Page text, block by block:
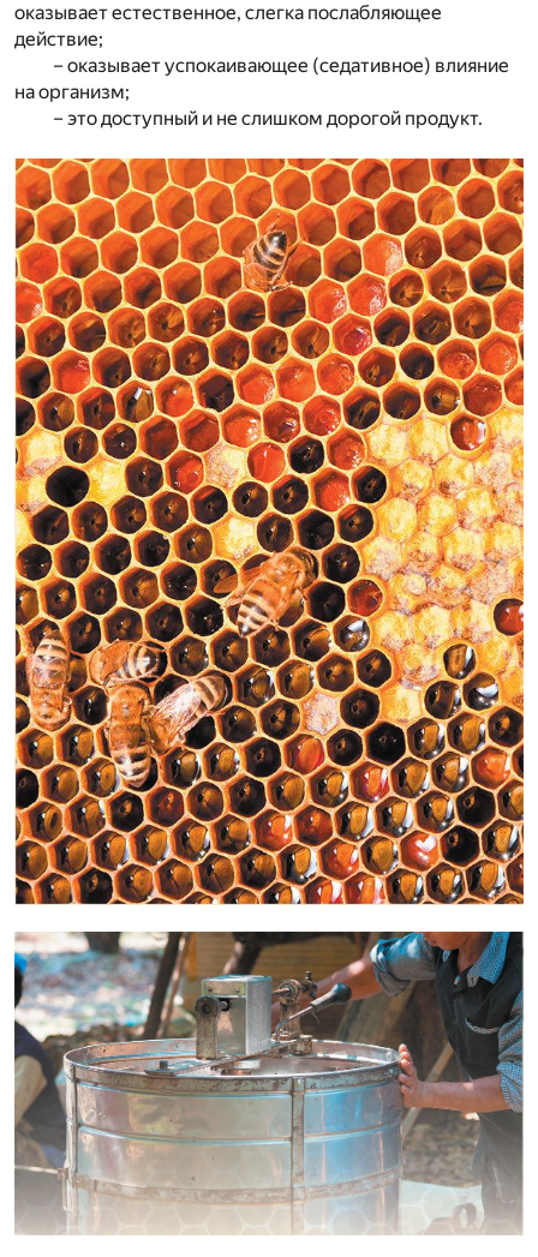
оказывает естественное, слегка послабляющее
действие;
– оказывает успокаивающее (седативное) влияние
на организм;
– это доступный и не слишком дорогой продукт.